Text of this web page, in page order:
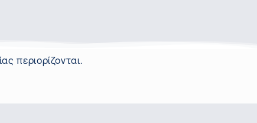
περιορίζονται.